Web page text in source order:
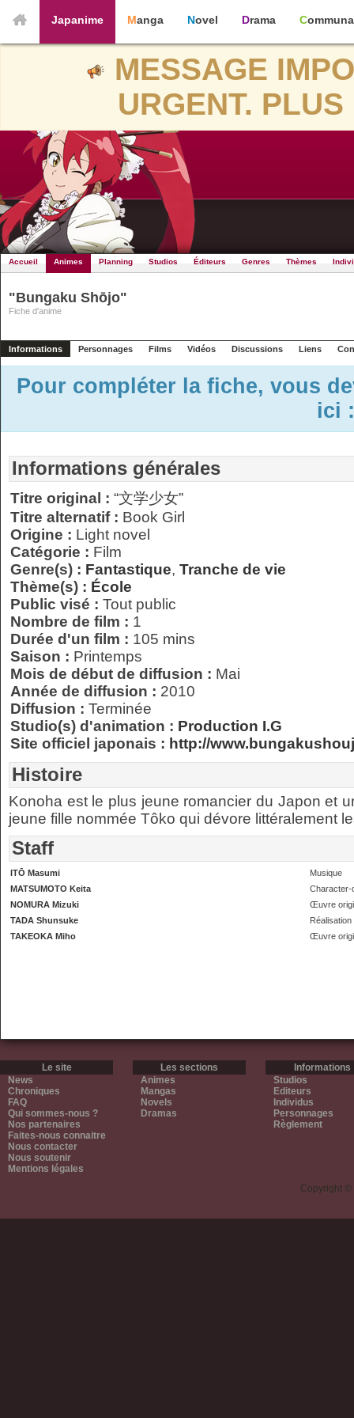
Japanime Manga Novel Drama
MESSAGE
URGENT.
Accueil Animes Planning Studios Éditeurs Genres Thèmes
"Bungaku Shōjo"
Fiche d'anime
Informations Personnages Films Vidéos Discussions Liens
Pour compléter la fiche, vous
ici
Informations générales
Titre original : “文学少女”
Titre alternatif : Book Girl
Origine : Light novel
Catégorie : Film
Genre(s) : Fantastique, Tranche de vie
Thème(s) : École
Public visé : Tout public
Nombre de film : 1
Durée d'un film : 105 mins
Saison : Printemps
Mois de début de diffusion : Mai
Année de diffusion : 2010
Diffusion : Terminée
Studio(s) d'animation : Production I.G
Site officiel japonais : http://
Histoire
Konoha est le plus jeune romancier du Japon et
jeune fille nommée Tôko qui dévore littéralement
Staff
ITŌ Masumi
Musique
MATSUMOTO Keita
Character-
NOMURA Mizuki
Œuvre
TADA Shunsuke
Réalisation
TAKEOKA Miho
Œuvre
Le site
News
Chroniques
FAQ
Qui sommes-nous ?
Nos partenaires
Faites-nous connaitre
Nous contacter
Nous soutenir
Mentions légales
Les sections
Animes
Mangas
Novels
Dramas
Informations
Studios
Editeurs
Individus
Personnages
Règlement
Copyright ©